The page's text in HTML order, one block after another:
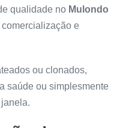
qualidade no Mulondo
e
ou clonados,
saúde ou simplesmente